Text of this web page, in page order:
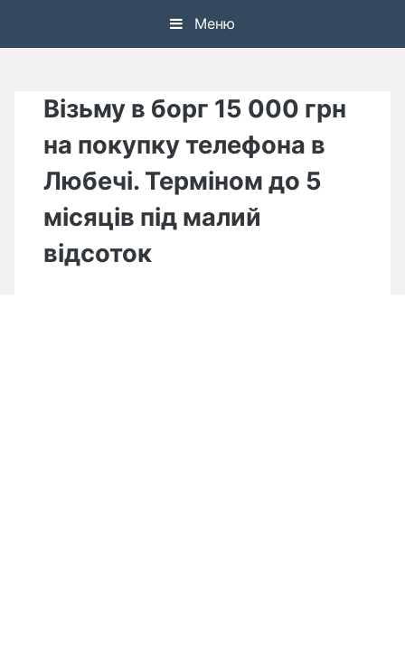
Меню
Візьму в борг 15 000 грн
на покупку телефона в
Любечі. Терміном до 5
місяців під малий
відсоток